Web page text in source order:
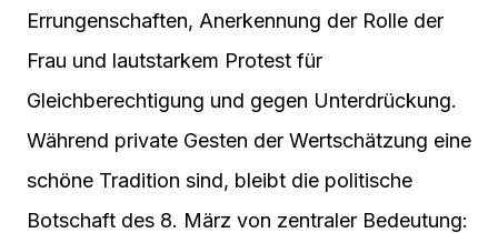
Errungenschaften, Anerkennung der Rolle der
Frau und lautstarkem Protest für
Gleichberechtigung und gegen Unterdrückung.
Während private Gesten der Wertschätzung eine
schöne Tradition sind, bleibt die politische
Botschaft des 8. März von zentraler Bedeutung: